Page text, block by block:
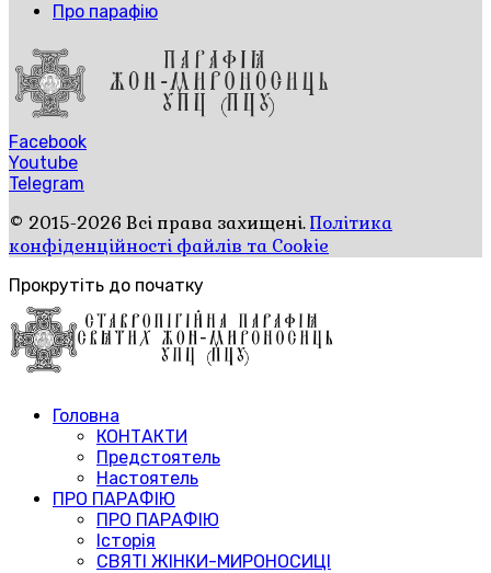
Про парафію
Facebook
Youtube
Telegram
© 2015-2026 Всі права захищені.Політика
конфіденційності файлів та Cookie
Прокрутіть до початку
Головна
КОНТАКТИ
Предстоятель
Настоятель
ПРО ПАРАФІЮ
ПРО ПАРАФІЮ
Історія
СВЯТІ ЖІНКИ-МИРОНОСИЦІ